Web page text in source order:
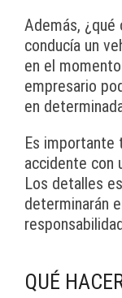
Además, ¿qué
conducía un
en el
empresario
en
Es importante
accidente con
Los detalles
determinarán
QUÉ